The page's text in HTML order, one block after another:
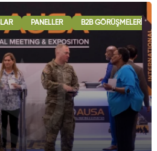
PANELLER B2B GÖRÜŞMELERI